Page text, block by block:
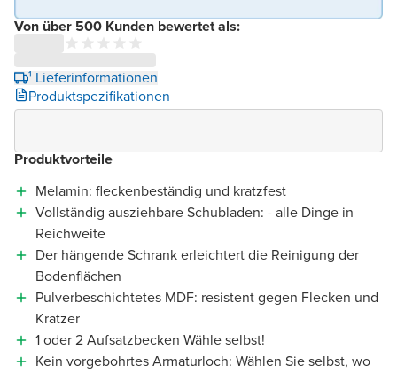
Von über 500 Kunden bewertet als:
¹ Lieferinformationen
Produktspezifikationen
Produktvorteile
Melamin: fleckenbeständig und kratzfest
Vollständig ausziehbare Schubladen: - alle Dinge in
Reichweite
Der hängende Schrank erleichtert die Reinigung der
Bodenflächen
Pulverbeschichtetes MDF: resistent gegen Flecken und
Kratzer
1 oder 2 Aufsatzbecken Wähle selbst!
Kein vorgebohrtes Armaturloch: Wählen Sie selbst, wo